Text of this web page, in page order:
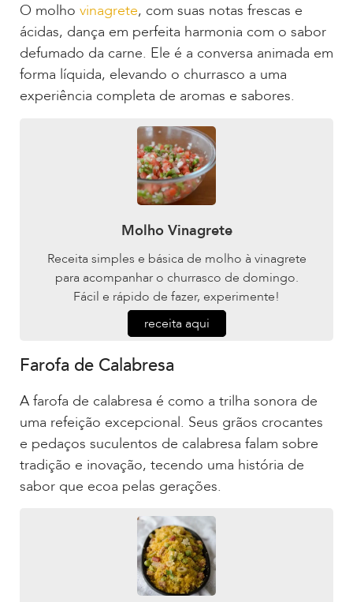
O molho vinagrete, com suas notas frescas e
ácidas, dança em perfeita harmonia com o sabor
defumado da carne. Ele é a conversa animada em
forma líquida, elevando o churrasco a uma
experiência completa de aromas e sabores.
Molho Vinagrete
Receita simples e básica de molho à vinagrete
para acompanhar o churrasco de domingo.
Fácil e rápido de fazer, experimente!
receita aqui
Farofa de Calabresa
A farofa de calabresa é como a trilha sonora de
uma refeição excepcional. Seus grãos crocantes
e pedaços suculentos de calabresa falam sobre
tradição e inovação, tecendo uma história de
sabor que ecoa pelas gerações.